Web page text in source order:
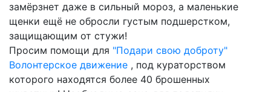
замёрзнет даже в сильный мороз, а маленькие
щенки ещё не обросли густым подшерстком,
защищающим от стужи!
Просим помощи для "Подари свою доброту"
Волонтерское движение , под кураторством
которого находятся более 40 брошенных